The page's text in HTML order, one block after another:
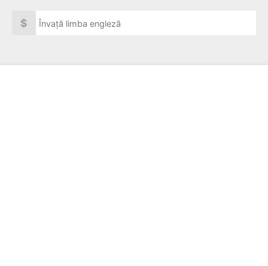
$ Învață limba engleză